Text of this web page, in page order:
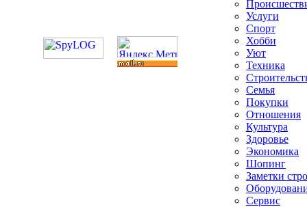
Услуги
Спорт
Хобби
Уют
Техника
Семья
Покупки
Отношения
Культура
Здоровье
Экономика
Шопинг
Заметки
Сервис